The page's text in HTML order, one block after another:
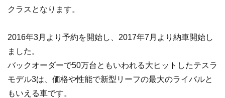
クラスとなります。
2016年3月より予約を開始し、2017年7月より納車開始し
ました。
バックオーダーで50万台ともいわれる大ヒットしたテスラ
モデル3は、価格や性能で新型リーフの最大のライバルと
もいえる車です。